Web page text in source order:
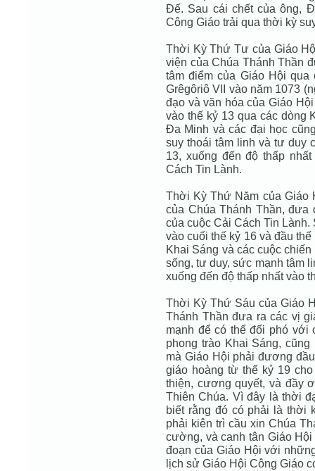
Ðế. Sau cái chết của ông,
Công Giáo trải qua thời kỳ
Thời Kỳ Thứ Tư của Giáo
viện của Chúa Thánh Thần
tâm điểm của Giáo Hội
Grêgôriô VII vào năm 1073
đạo và văn hóa của Giáo
vào thế kỷ 13 qua các dòng
Ða Minh và các đại học
suy thoái tâm linh và tư duy
13, xuống đến độ thấp
Cách Tin Lành.
Thời Kỳ Thứ Năm của Giáo
của Chúa Thánh Thần, đưa
của cuộc Cải Cách Tin
vào cuối thế kỷ 16 và đầu
Khai Sáng và các cuộc
sống, tư duy, sức mạnh tâm
xuống đến độ thấp nhất vào
Thời Kỳ Thứ Sáu của Giáo
Thánh Thần đưa ra các vị
mạnh để có thể đối phó với
phong trào Khai Sáng,
mà Giáo Hội phải đương
giáo hoàng từ thế kỷ 19
thiện, cương quyết, và đầy
Thiên Chúa. Vì đây là thời
biết rằng đó có phải là thời
phải kiên trì cầu xin Chúa
cường, và canh tân Giáo
đoạn của Giáo Hội với
lịch sử Giáo Hội Công Giáo